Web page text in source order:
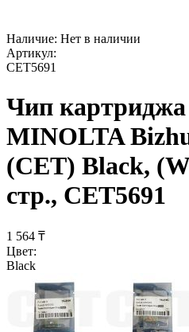
Наличие: Нет в наличии
Артикул:
CET5691
Чип
MINOLTA
(CET) Black,
стр., CET5691
1 564 ₸
Цвет:
Black